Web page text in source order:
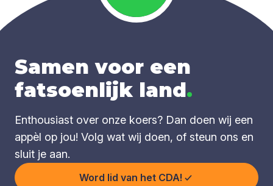
Samen voor een
fatsoenlijk land.
Enthousiast over onze koers? Dan doen wij een
appèl op jou! Volg wat wij doen, of steun ons en
sluit je aan.
Word lid van het CDA!